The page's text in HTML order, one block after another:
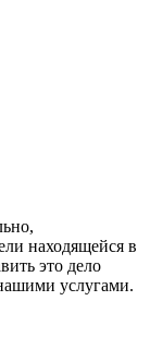
находящейся в
это дело
услугами.